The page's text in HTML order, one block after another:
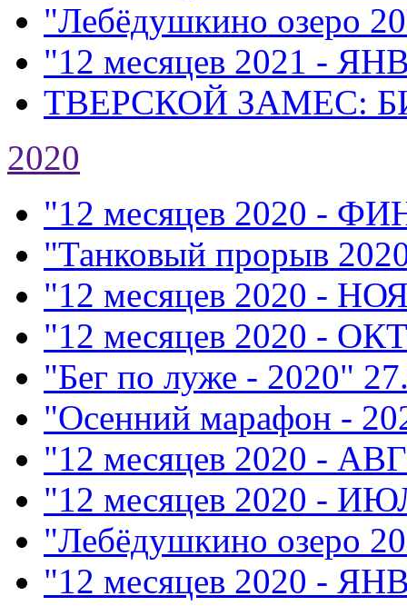
"Лебёдушкино озеро
"12 месяцев 2021 -
ТВЕРСКОЙ ЗАМЕС:
2020
"12 месяцев 2020 -
"Танковый прорыв
"12 месяцев 2020 -
"12 месяцев 2020 -
"Бег по луже - 2020"
"Осенний марафон -
"12 месяцев 2020 -
"12 месяцев 2020 -
"Лебёдушкино озеро
"12 месяцев 2020 -